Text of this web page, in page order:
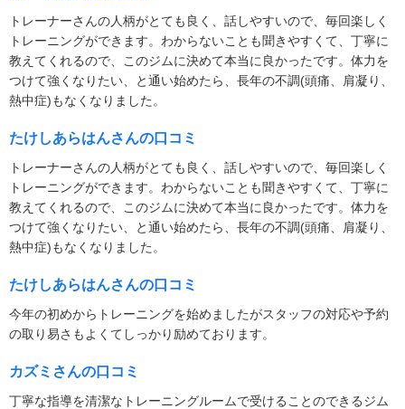
トレーナーさんの人柄がとても良く、話しやすいので、毎回楽しく
トレーニングができます。わからないことも聞きやすくて、丁寧に
教えてくれるので、このジムに決めて本当に良かったです。体力を
つけて強くなりたい、と通い始めたら、長年の不調(頭痛、肩凝り、
熱中症)もなくなりました。
たけしあらはんさんの口コミ
トレーナーさんの人柄がとても良く、話しやすいので、毎回楽しく
トレーニングができます。わからないことも聞きやすくて、丁寧に
教えてくれるので、このジムに決めて本当に良かったです。体力を
つけて強くなりたい、と通い始めたら、長年の不調(頭痛、肩凝り、
熱中症)もなくなりました。
たけしあらはんさんの口コミ
今年の初めからトレーニングを始めましたがスタッフの対応や予約
の取り易さもよくてしっかり励めております。
カズミさんの口コミ
丁寧な指導を清潔なトレーニングルームで受けることのできるジム